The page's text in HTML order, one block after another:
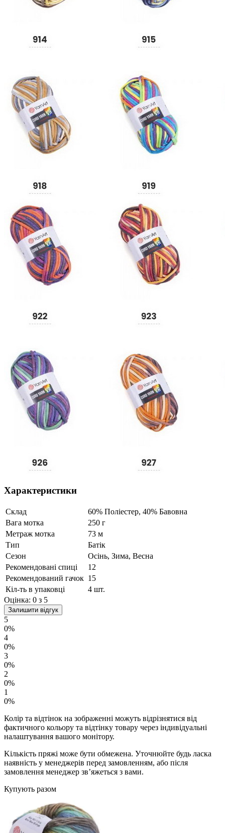
Характеристики
Склад
60% Поліестер, 40% Бавовна
Вага мотка
250 г
Метраж мотка
73 м
Тип
Батік
Сезон
Осінь, Зима, Весна
Рекомендовані спиці
12
Рекомендований гачок 15
Кіл-ть в упаковці
4 шт.
Оцінка: 0 з 5
Залишити відгук
5
0%
4
0%
3
0%
2
0%
1
0%
Колір та відтінок на зображенні можуть відрізнятися від
фактичного кольору та відтінку товару через індивідуальні
налаштування вашого монітору.
Kількість пряжі може бути обмежена. Уточнюйте будь ласка
наявність у менеджерів перед замовленням, або після
замовлення менеджер зв’яжеться з вами.
Купують разом